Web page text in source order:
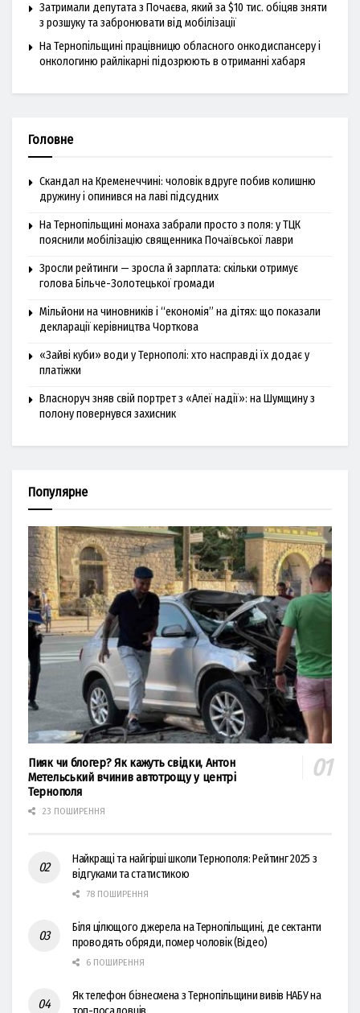
Затримали депутата з Почаєва, який за $10 тис. обіцяв зняти
з розшуку та забронювати від мобілізації
На Тернопільщині працівницю обласного онкодиспансеру і
онкологиню райлікарні підозрюють в отриманні хабаря
Головне
Скандал на Кременеччині: чоловік вдруге побив колишню
дружину і опинився на лаві підсудних
На Тернопільщині монаха забрали просто з поля: у ТЦК
пояснили мобілізацію священника Почаївської лаври
Зросли рейтинги — зросла й зарплата: скільки отримує
голова Більче-Золотецької громади
Мільйони на чиновників і “економія” на дітях: що показали
декларації керівництва Чорткова
«Зайві куби» води у Тернополі: хто насправді їх додає у
платіжки
Власноруч зняв свій портрет з «Алеї надії»: на Шумщину з
полону повернувся захисник
Популярне
Пияк чи блогер? Як кажуть свідки, Антон
Метельський вчинив автотрощу у центрі
Тернополя
23 ПОШИРЕННЯ
Найкращі та найгірші школи Тернополя: Рейтинг 2025 з
відгуками та статистикою
78 ПОШИРЕННЯ
Біля цілющого джерела на Тернопільщині, де сектанти
проводять обряди, помер чоловік (Відео)
6 ПОШИРЕННЯ
Як телефон бізнесмена з Тернопільщини вивів НАБУ на